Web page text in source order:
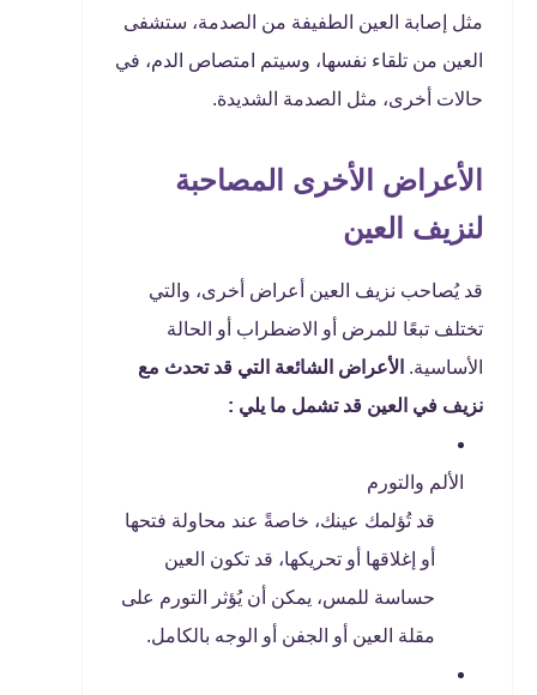
مثل إصابة العين الطفيفة من الصدمة، ستشفى
العين من تلقاء نفسها، وسيتم امتصاص الدم، في
حالات أخرى، مثل الصدمة الشديدة.
الأعراض الأخرى المصاحبة
لنزيف العين
قد يُصاحب نزيف العين أعراض أخرى، والتي
تختلف تبعًا للمرض أو الاضطراب أو الحالة
الأساسية. الأعراض الشائعة التي قد تحدث مع
نزيف في العين قد تشمل ما يلي :
الألم والتورم
قد تُؤلمك عينك، خاصةً عند محاولة فتحها
أو إغلاقها أو تحريكها، قد تكون العين
حساسة للمس، يمكن أن يُؤثر التورم على
مقلة العين أو الجفن أو الوجه بالكامل.